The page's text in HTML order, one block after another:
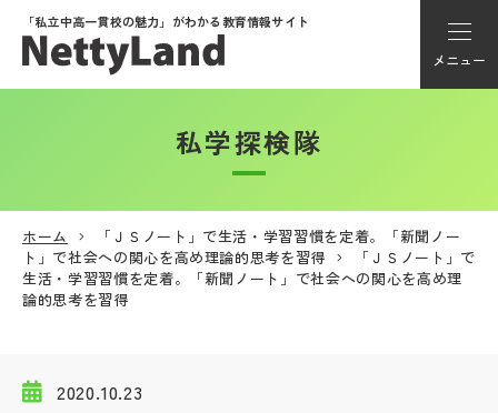
「私立中高一貫校の魅力」がわかる教育情報サイト
メニュー
アカウント登録
メニュー
学校動画
私学探検隊
ホーム
「ＪＳノート」で生活・学習習慣を定着。「新聞ノー
ト」で社会への関心を高め理論的思考を習得
「ＪＳノート」で
生活・学習習慣を定着。「新聞ノート」で社会への関心を高め理
論的思考を習得
2020.10.23